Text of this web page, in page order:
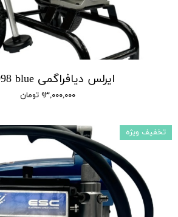
ایرلس دیافراگمی cy 998 blue
۹۳,۰۰۰,۰۰۰ تومان
تخفیف ویژه